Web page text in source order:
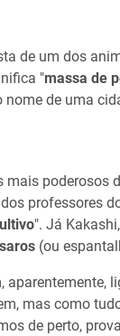
de um dos
"massa de
nome de uma
mais poderosos
professores
". Já
(ou
aparentemente,
mas como
de perto,